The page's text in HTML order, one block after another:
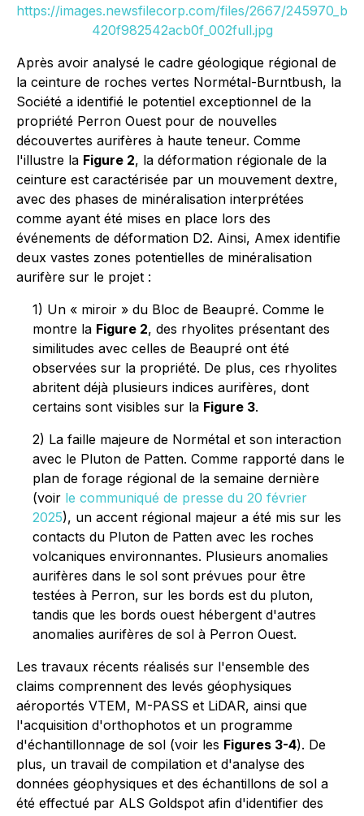
https://images.newsfilecorp.com/files/2667/245970_b
420f982542acb0f_002full.jpg
Après avoir analysé le cadre géologique régional de
la ceinture de roches vertes Normétal-Burntbush, la
Société a identifié le potentiel exceptionnel de la
propriété Perron Ouest pour de nouvelles
découvertes aurifères à haute teneur. Comme
l'illustre la Figure 2, la déformation régionale de la
ceinture est caractérisée par un mouvement dextre,
avec des phases de minéralisation interprétées
comme ayant été mises en place lors des
événements de déformation D2. Ainsi, Amex identifie
deux vastes zones potentielles de minéralisation
aurifère sur le projet :
1) Un « miroir » du Bloc de Beaupré. Comme le
montre la Figure 2, des rhyolites présentant des
similitudes avec celles de Beaupré ont été
observées sur la propriété. De plus, ces rhyolites
abritent déjà plusieurs indices aurifères, dont
certains sont visibles sur la Figure 3.
2) La faille majeure de Normétal et son interaction
avec le Pluton de Patten. Comme rapporté dans le
plan de forage régional de la semaine dernière
(voir le communiqué de presse du 20 février
2025), un accent régional majeur a été mis sur les
contacts du Pluton de Patten avec les roches
volcaniques environnantes. Plusieurs anomalies
aurifères dans le sol sont prévues pour être
testées à Perron, sur les bords est du pluton,
tandis que les bords ouest hébergent d'autres
anomalies aurifères de sol à Perron Ouest.
Les travaux récents réalisés sur l'ensemble des
claims comprennent des levés géophysiques
aéroportés VTEM, M-PASS et LiDAR, ainsi que
l'acquisition d'orthophotos et un programme
d'échantillonnage de sol (voir les Figures 3-4). De
plus, un travail de compilation et d'analyse des
données géophysiques et des échantillons de sol a
été effectué par ALS Goldspot afin d'identifier des